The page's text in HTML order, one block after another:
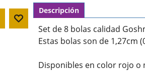
Descripción
Set de 8 bolas calidad
Estas bolas son de 1,27cm
Disponibles en color rojo o